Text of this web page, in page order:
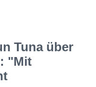
Tuna über
"Mit